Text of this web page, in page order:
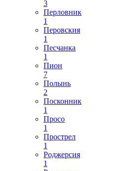
3
Перловник
1
Перовския
1
Песчанка
1
Пион
7
Полынь
2
Посконник
1
Просо
1
Прострел
1
Роджерсия
1